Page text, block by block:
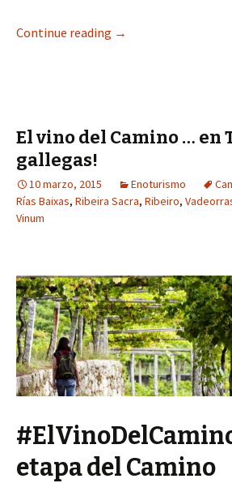
Continue reading →
El vino del Camino … en
gallegas!
10 marzo, 2015 Enoturismo
Rías Baixas, Ribeira Sacra, Ribeiro,
Vinum
etapa del Camino